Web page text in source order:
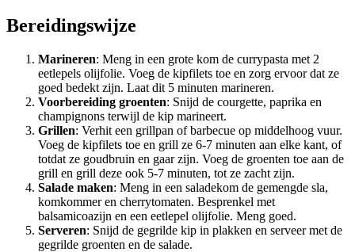
Bereidingswijze
Marineren: Meng in een grote kom de currypasta met 2
eetlepels olijfolie. Voeg de kipfilets toe en zorg ervoor dat ze
goed bedekt zijn. Laat dit 5 minuten marineren.
Voorbereiding groenten: Snijd de courgette, paprika en
champignons terwijl de kip marineert.
Grillen: Verhit een grillpan of barbecue op middelhoog vuur.
Voeg de kipfilets toe en grill ze 6-7 minuten aan elke kant, of
totdat ze goudbruin en gaar zijn. Voeg de groenten toe aan de
grill en grill deze ook 5-7 minuten, tot ze zacht zijn.
Salade maken: Meng in een saladekom de gemengde sla,
komkommer en cherrytomaten. Besprenkel met
balsamicoazijn en een eetlepel olijfolie. Meng goed.
Serveren: Snijd de gegrilde kip in plakken en serveer met de
gegrilde groenten en de salade.